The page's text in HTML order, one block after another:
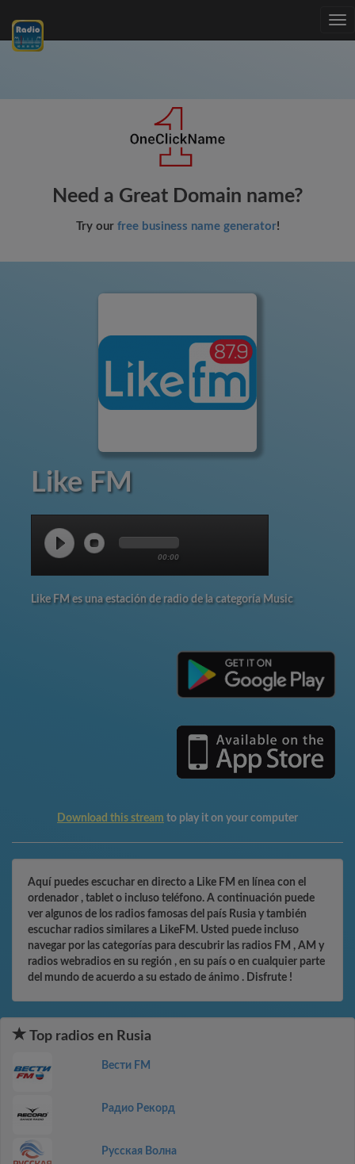
Need a Great Domain name?
Try our free business name generator!
Like FM
00:00
Like FM es una estación de radio de la categoría Music
Download this stream to play it on your computer
Aquí puedes escuchar en directo a Like FM en línea con el
ordenador , tablet o incluso teléfono. A continuación puede
ver algunos de los radios famosas del país Rusia y también
escuchar radios similares a LikeFM. Usted puede incluso
navegar por las categorías para descubrir las radios FM , AM y
radios webradios en su región , en su país o en cualquier parte
del mundo de acuerdo a su estado de ánimo . Disfrute !
Top radios en Rusia
Вести FM
Радио Рекорд
Русская Волна